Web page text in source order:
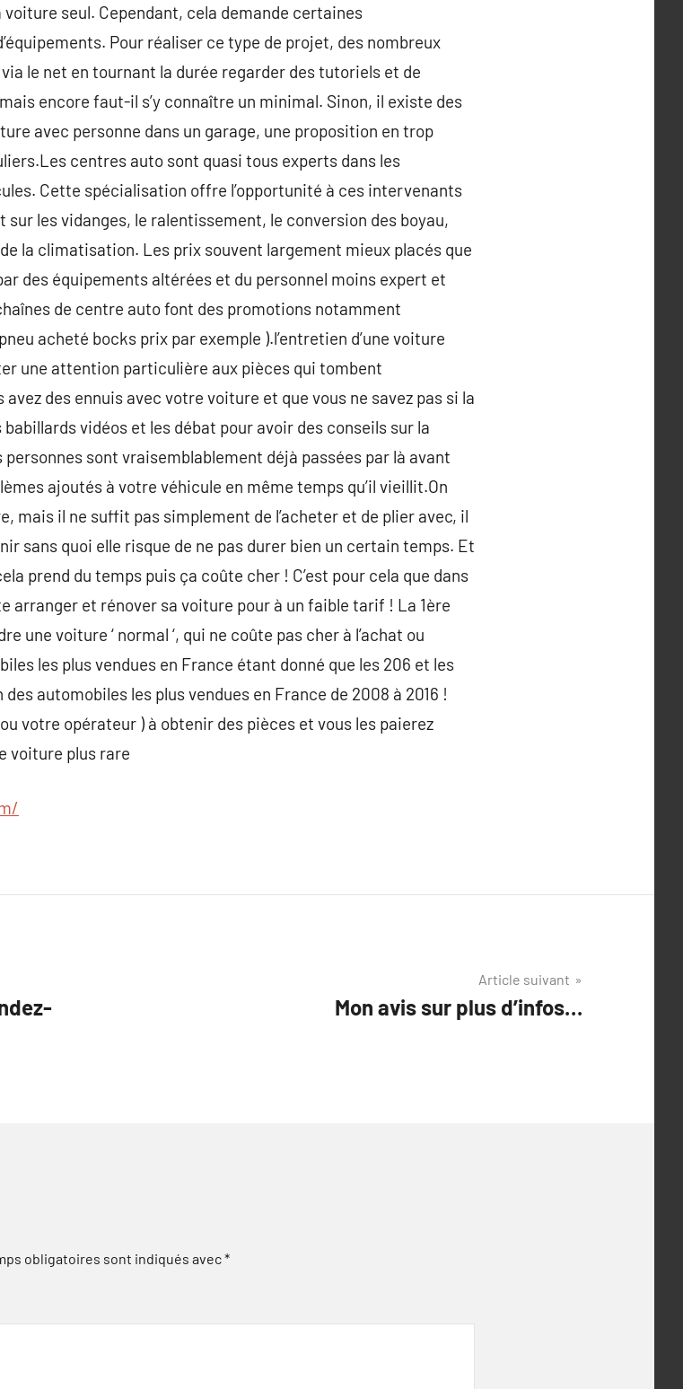
seul. Cependant, cela demande certaines
Pour réaliser ce type de projet, des nombreux
le net en tournant la durée regarder des tutoriels et de
encore faut-il s’y connaître un minimal. Sinon, il existe des
avec personne dans un garage, une proposition en trop
centres auto sont quasi tous experts dans les
Cette spécialisation offre l’opportunité à ces intervenants
les vidanges, le ralentissement, le conversion des boyau,
la climatisation. Les prix souvent largement mieux placés que
des équipements altérées et du personnel moins expert et
de centre auto font des promotions notamment
acheté bocks prix par exemple ).l’entretien d’une voiture
une attention particulière aux pièces qui tombent
des ennuis avec votre voiture et que vous ne savez pas si la
vidéos et les débat pour avoir des conseils sur la
sont vraisemblablement déjà passées par là avant
ajoutés à votre véhicule en même temps qu’il vieillit.On
mais il ne suffit pas simplement de l’acheter et de plier avec, il
sans quoi elle risque de ne pas durer bien un certain temps. Et
prend du temps puis ça coûte cher ! C’est pour cela que dans
arranger et rénover sa voiture pour à un faible tarif ! La 1ère
une voiture ‘ normal ‘, qui ne coûte pas cher à l’achat ou
les plus vendues en France étant donné que les 206 et les
automobiles les plus vendues en France de 2008 à 2016 !
votre opérateur ) à obtenir des pièces et vous les paierez
voiture plus rare
Article suivant
Mon avis sur plus d’infos…
obligatoires sont indiqués avec*